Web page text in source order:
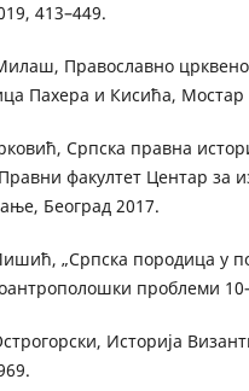
413–449.
Православно
Пахера и Кисића, Мостар
Српска правна
факултет Центар за
Београд 2017.
„Српска породица у
проблеми
Историја